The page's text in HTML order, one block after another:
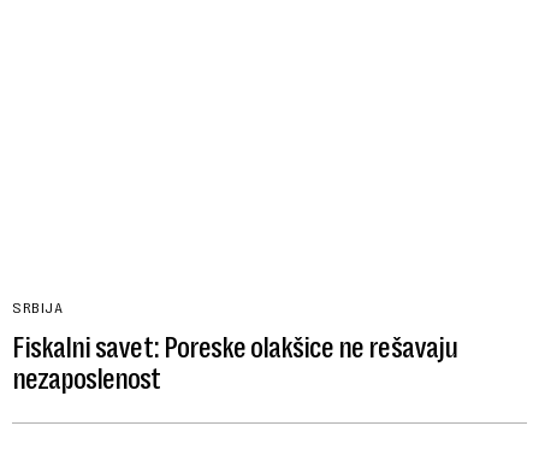
SRBIJA
Fiskalni savet: Poreske olakšice ne rešavaju
nezaposlenost